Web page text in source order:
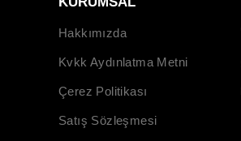
Hakkımızda
Kvkk Aydınlatma Metni
Çerez Politikası
Satış Sözleşmesi